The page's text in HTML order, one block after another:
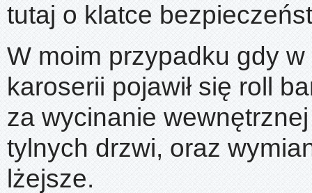
tutaj o klatce
W moim przypadku gdy
karoserii pojawił się roll
za wycinanie
tylnych drzwi, oraz
lżejsze.